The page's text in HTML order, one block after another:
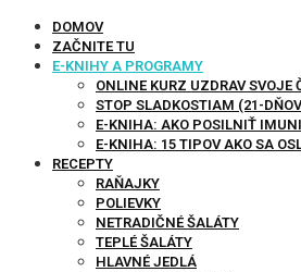
DOMOV
ZAČNITE TU
E-KNIHY A PROGRAMY
ONLINE KURZ UZDRAV SVOJE
STOP SLADKOSTIAM (21-
E-KNIHA: AKO POSILNIŤ
E-KNIHA: 15 TIPOV AKO SA
RECEPTY
RAŇAJKY
POLIEVKY
NETRADIČNÉ ŠALÁTY
TEPLÉ ŠALÁTY
HLAVNÉ JEDLÁ